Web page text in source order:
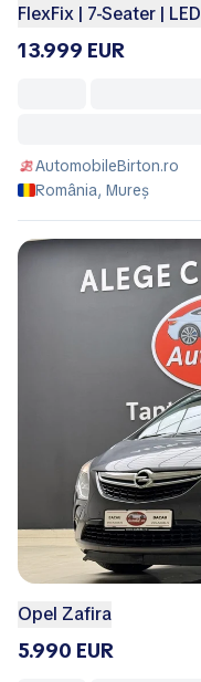
FlexFix | 7-Seater | LED
13.999 EUR
AutomobileBirton.ro
România, Mureș
Opel Zafira
5.990 EUR